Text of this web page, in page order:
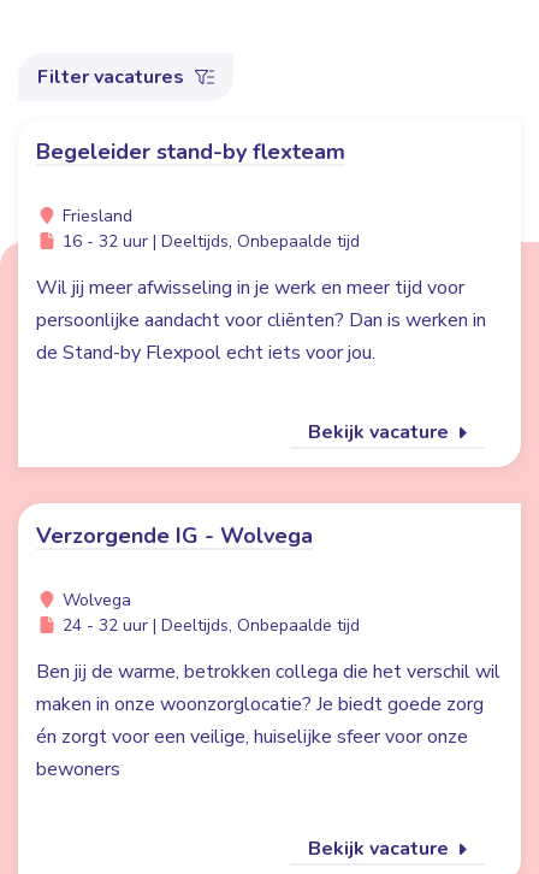
Filter vacatures
Begeleider stand-by flexteam
Friesland
16 - 32 uur | Deeltijds, Onbepaalde tijd
Wil jij meer afwisseling in je werk en meer tijd voor
persoonlijke aandacht voor cliënten? Dan is werken in
de Stand-by Flexpool echt iets voor jou.
Bekijk vacature
Verzorgende IG - Wolvega
Wolvega
24 - 32 uur | Deeltijds, Onbepaalde tijd
Ben jij de warme, betrokken collega die het verschil wil
maken in onze woonzorglocatie? Je biedt goede zorg
én zorgt voor een veilige, huiselijke sfeer voor onze
bewoners
Bekijk vacature